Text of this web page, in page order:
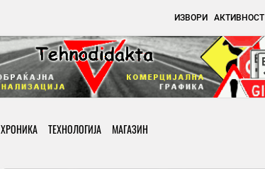
ИЗВОРИ АКТИВНОСТ
ХРОНИКА ТЕХНОЛОГИЈА МАГАЗИН